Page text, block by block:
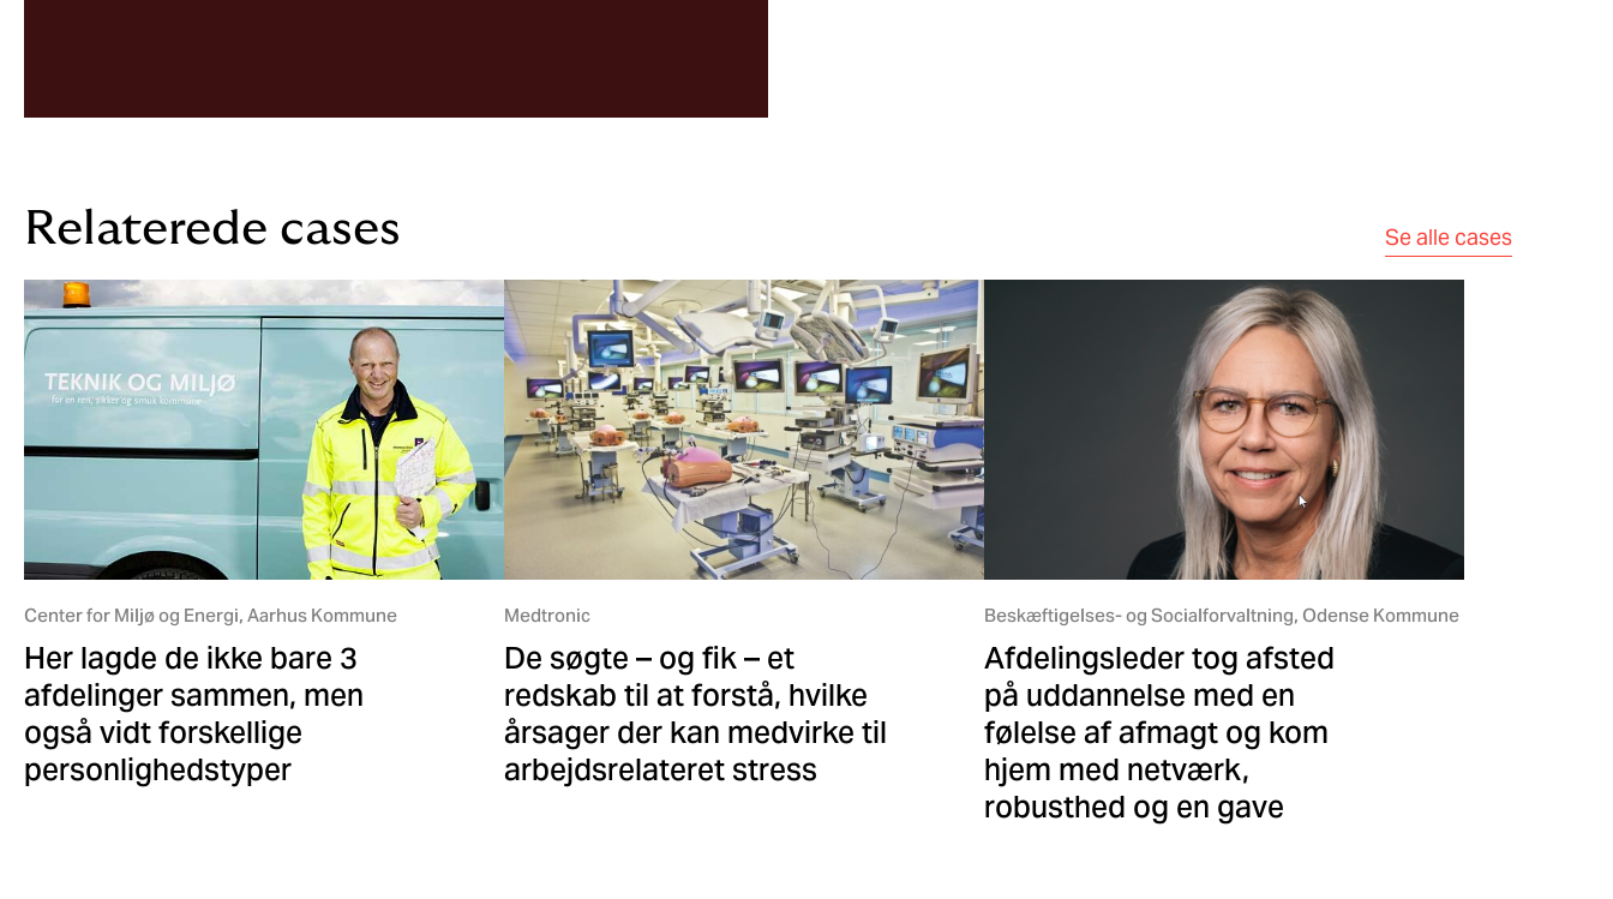
Relaterede cases​​​ Se alle cases
Center for Miljø og Energi, Aarhus Kommune
Her lagde de ikke bare 3
afdelinger sammen, men
også vidt forskellige
personlighedstyper
Medtronic
De søgte – og fik – et
redskab til at forstå, hvilke
årsager der kan medvirke til
arbejdsrelateret stress
Beskæftigelses- og Socialforvaltning, Odense Kommune
Afdelingsleder tog afsted
på uddannelse med en
følelse af afmagt og kom
hjem med netværk,
robusthed og en gave